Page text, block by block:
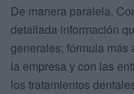
De manera paralela,
detallada información
generales; fórmula
la empresa y con las
los tratamientos